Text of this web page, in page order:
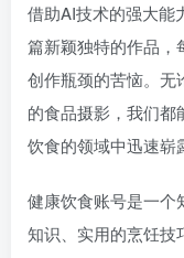
借助AI技术的强大能
篇新颖独特的作品，
创作瓶颈的苦恼。无
的食品摄影，我们
饮食的领域中迅速崭
健康饮食账号是一个
知识、实用的烹饪技